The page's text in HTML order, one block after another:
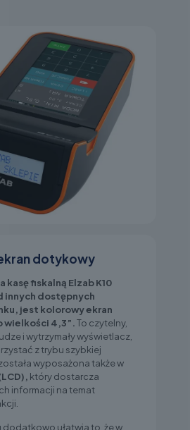
dotykowy
kasę fiskalną Elzab K10
innych dostępnych
jest kolorowy ekran
wielkości 4,3”.To czytelny,
i wytrzymały wyświetlacz,
z trybu szybkiej
wyposażona także w
który dostarcza
informacji na temat
ułatwia to, że w